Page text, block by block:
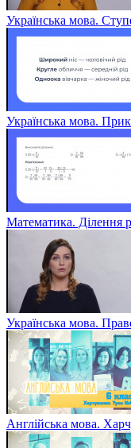
Українська мова.
Українська мова.
Математика. Ділення
Українська мова.
Англійська мова.